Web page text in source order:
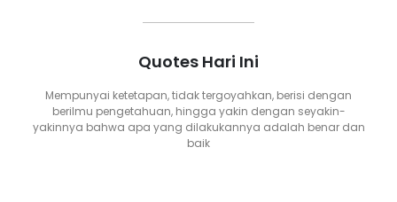
Quotes Hari Ini
Mempunyai ketetapan, tidak tergoyahkan, berisi dengan
berilmu pengetahuan, hingga yakin dengan seyakin-
yakinnya bahwa apa yang dilakukannya adalah benar dan
baik